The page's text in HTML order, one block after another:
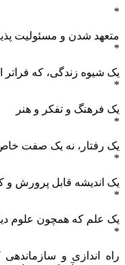
*
متعهد شدن و مسئولیت
*
یک شیوه زندگی، که
*
یک فرهنگ و تفکر و هنر
*
یک رفتار، نه یک صفت
*
یک اندیشه قابل پرورش
*
یک علم که همچون علوم
*
راه اندازی و